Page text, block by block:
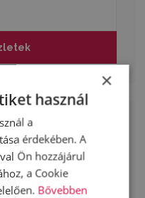
×
használ
a
érdekében. A
Ön hozzájárul
a Cookie
Bővebben